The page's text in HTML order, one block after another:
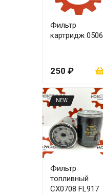
Фильтр
картридж 0506
250 ₽
NEW
Фильтр
топливный
CX0708 FL917